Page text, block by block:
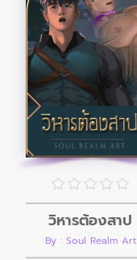
วิหารต้องสาป
By : Soul Realm Art